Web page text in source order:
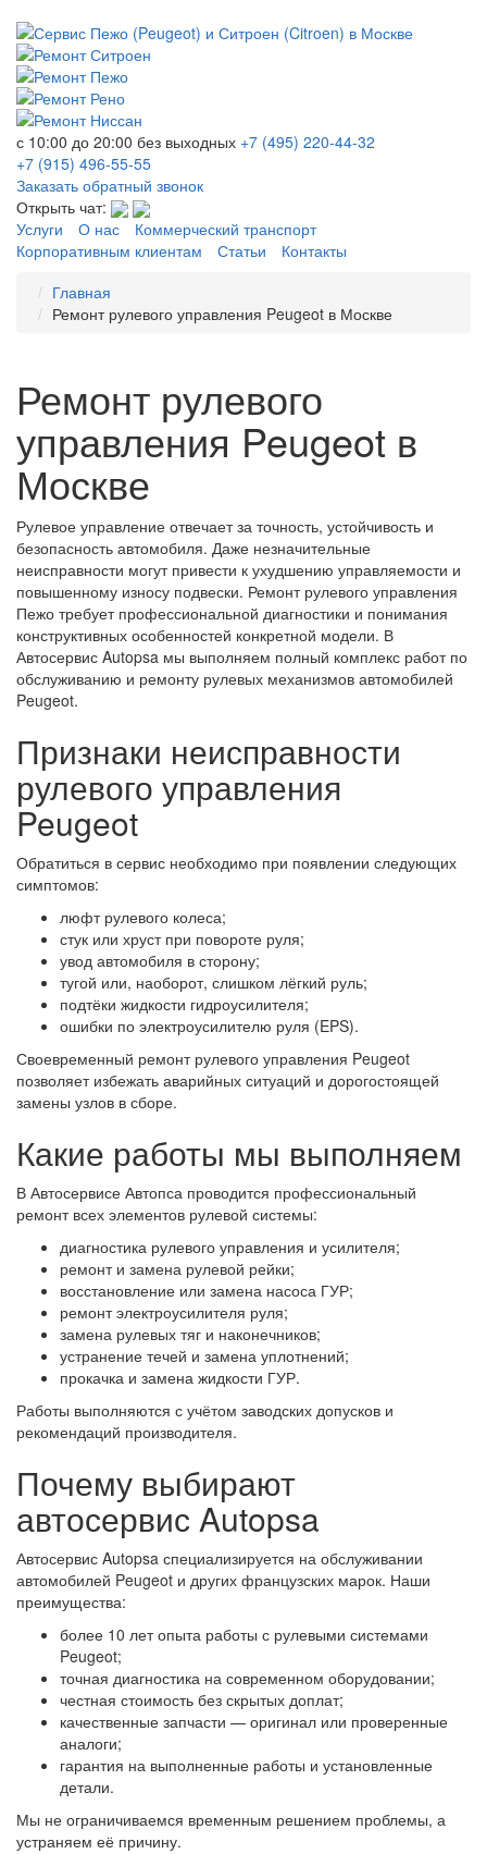
с 10:00 до 20:00 без выходных +7 (495) 220-44-32
+7 (915) 496-55-55
Заказать обратный звонок
Открыть чат:
Услуги
О нас
Коммерческий транспорт
Корпоративным клиентам
Статьи
Контакты
Главная
Ремонт рулевого управления Peugeot в Москве
Ремонт рулевого
управления Peugeot в
Москве
Рулевое управление отвечает за точность, устойчивость и
безопасность автомобиля. Даже незначительные
неисправности могут привести к ухудшению управляемости и
повышенному износу подвески. Ремонт рулевого управления
Пежо требует профессиональной диагностики и понимания
конструктивных особенностей конкретной модели. В
Автосервис Autopsa мы выполняем полный комплекс работ по
обслуживанию и ремонту рулевых механизмов автомобилей
Peugeot.
Признаки неисправности
рулевого управления
Peugeot
Обратиться в сервис необходимо при появлении следующих
симптомов:
люфт рулевого колеса;
стук или хруст при повороте руля;
увод автомобиля в сторону;
тугой или, наоборот, слишком лёгкий руль;
подтёки жидкости гидроусилителя;
ошибки по электроусилителю руля (EPS).
Своевременный ремонт рулевого управления Peugeot
позволяет избежать аварийных ситуаций и дорогостоящей
замены узлов в сборе.
Какие работы мы выполняем
В Автосервисе Автопса проводится профессиональный
ремонт всех элементов рулевой системы:
диагностика рулевого управления и усилителя;
ремонт и замена рулевой рейки;
восстановление или замена насоса ГУР;
ремонт электроусилителя руля;
замена рулевых тяг и наконечников;
устранение течей и замена уплотнений;
прокачка и замена жидкости ГУР.
Работы выполняются с учётом заводских допусков и
рекомендаций производителя.
Почему выбирают
автосервис Autopsa
Автосервис Autopsa специализируется на обслуживании
автомобилей Peugeot и других французских марок. Наши
преимущества:
более 10 лет опыта работы с рулевыми системами
Peugeot;
точная диагностика на современном оборудовании;
честная стоимость без скрытых доплат;
качественные запчасти — оригинал или проверенные
аналоги;
гарантия на выполненные работы и установленные
детали.
Мы не ограничиваемся временным решением проблемы, а
устраняем её причину.